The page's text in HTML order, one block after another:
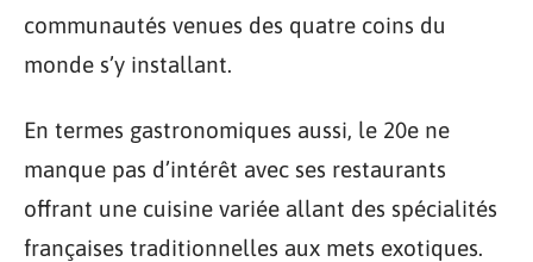
communautés venues des quatre coins du
monde s’y installant.
En termes gastronomiques aussi, le 20e ne
manque pas d’intérêt avec ses restaurants
offrant une cuisine variée allant des spécialités
françaises traditionnelles aux mets exotiques.